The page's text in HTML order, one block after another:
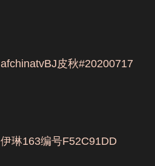
afchinatvBJ皮秋#20200717
伊琳163编号F52C91DD